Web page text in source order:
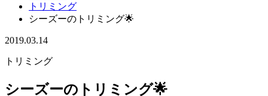
トリミング
シーズーのトリミング🌟
2019.03.14
トリミング
シーズーのトリミング🌟